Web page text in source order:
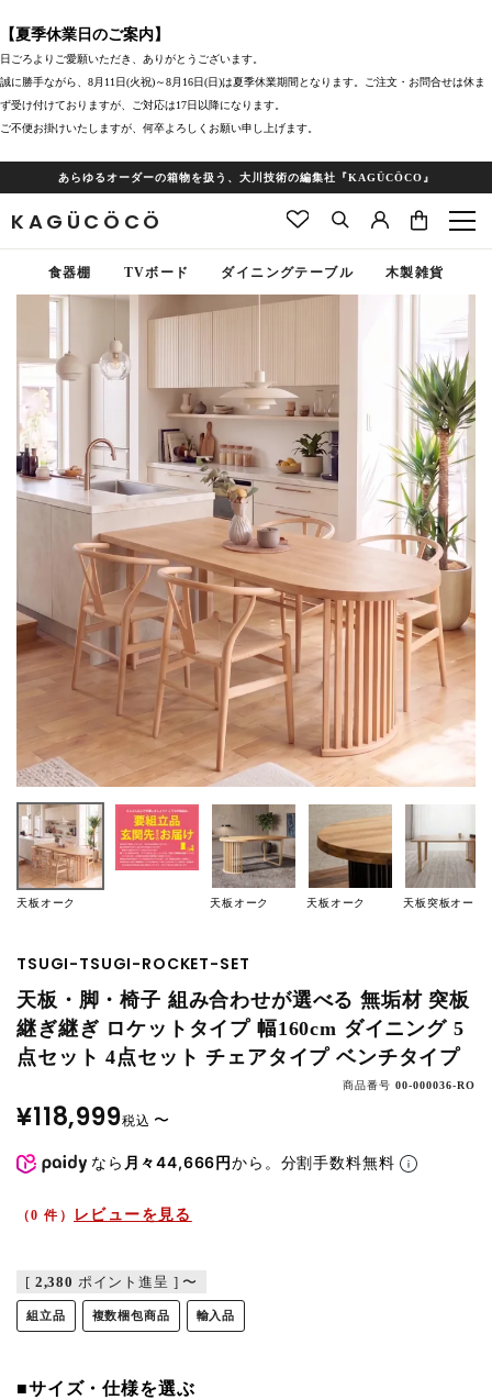
【夏季休業日のご案内】
日ごろよりご愛願いただき、ありがとうございます。
誠に勝手ながら、8月11日(火祝)～8月16日(日)は夏季休業期間となります。ご注文・お問合せは休ま
ず受け付けておりますが、ご対応は17日以降になります。
ご不便お掛けいたしますが、何卒よろしくお願い申し上げます。
あらゆるオーダーの箱物を扱う、大川技術の編集社『KAGÜCÖCO』
KAGÜCÖCÖ
食器棚 TVボード ダイニングテーブル 木製雑貨
天板オーク 天板オーク 天板オーク 天板突板オーク
TSUGI-TSUGI-ROCKET-SET
天板・脚・椅子 組み合わせが選べる 無垢材 突板
継ぎ継ぎ ロケットタイプ 幅160cm ダイニング 5
点セット 4点セット チェアタイプ ベンチタイプ
商品番号 00-000036-RO
¥118,999税込 〜
なら 月々44,666円から。分割手数料無料
（0 件） レビューを見る
[ 2,380 ポイント進呈 ] 〜
組立品 複数梱包商品 輸入品
■サイズ・仕様を選ぶ